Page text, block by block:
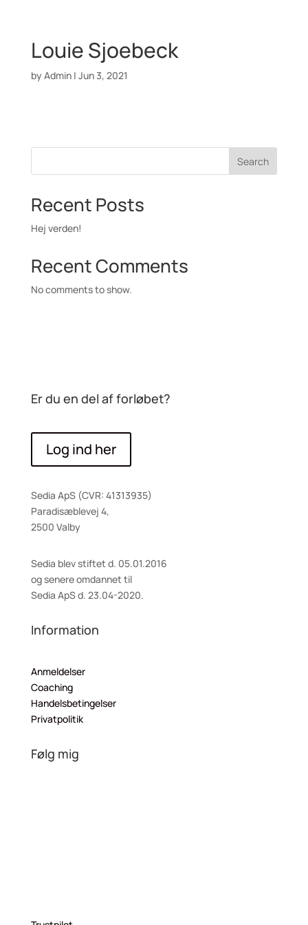
Louie Sjoebeck
by Admin| Jun 3, 2021
Search
Recent Posts
Hej verden!
Recent Comments
No comments to show.
Er du en del af forløbet?
Log ind her
Sedia ApS (CVR: 41313935)
Paradisæblevej 4,
2500 Valby
Sedia blev stiftet d. 05.01.2016
og senere omdannet til
Sedia ApS d. 23.04-2020.
Information
Anmeldelser
Coaching
Handelsbetingelser
Privatpolitik
Følg mig